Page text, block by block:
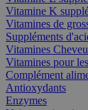
Vitamine K
Vitamines de
Suppléments
Vitamines
Vitamines pour
Complément
Antioxydants
Enzymes